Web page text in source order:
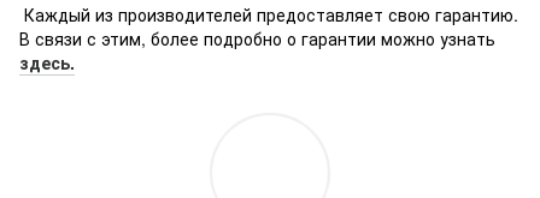
Каждый из производителей предоставляет свою гарантию.
В связи с этим, более подробно о гарантии можно узнать
здесь.